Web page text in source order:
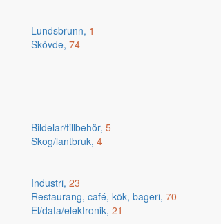
Lundsbrunn, 1
Skövde, 74
Bildelar/tillbehör, 5
Skog/lantbruk, 4
Industri, 23
Restaurang, café, kök, bageri, 70
El/data/elektronik, 21